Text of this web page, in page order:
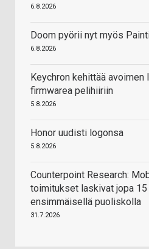
6.8.2026
Doom pyörii nyt myös
6.8.2026
Keychron kehittää avoimen
firmwarea pelihiiriin
5.8.2026
Honor uudisti logonsa
5.8.2026
Counterpoint Research:
toimitukset laskivat jopa 15
ensimmäisellä puoliskolla
31.7.2026